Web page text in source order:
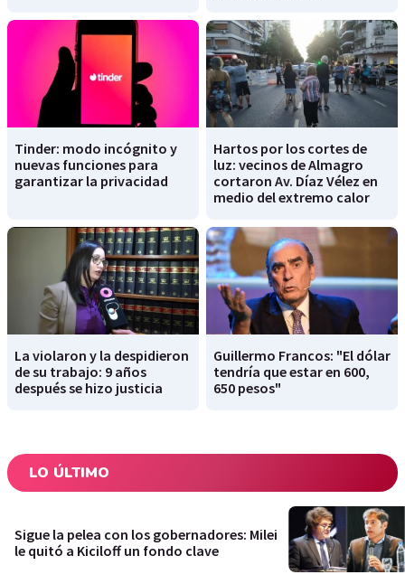
Tinder: modo incógnito y
nuevas funciones para
garantizar la privacidad
Hartos por los cortes de
luz: vecinos de Almagro
cortaron Av. Díaz Vélez en
medio del extremo calor
La violaron y la despidieron
de su trabajo: 9 años
después se hizo justicia
Guillermo Francos: "El dólar
tendría que estar en 600,
650 pesos"
LO ÚLTIMO
Sigue la pelea con los gobernadores: Milei
le quitó a Kiciloff un fondo clave